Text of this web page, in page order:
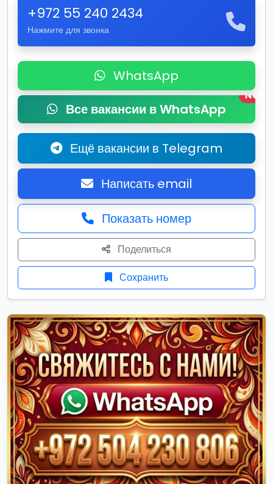
+972 55 240 2434
Нажмите для звонка
WhatsApp
Все вакансии в WhatsApp
New
Ещё вакансии в Telegram
Написать email
Показать номер
Поделиться
Сохранить